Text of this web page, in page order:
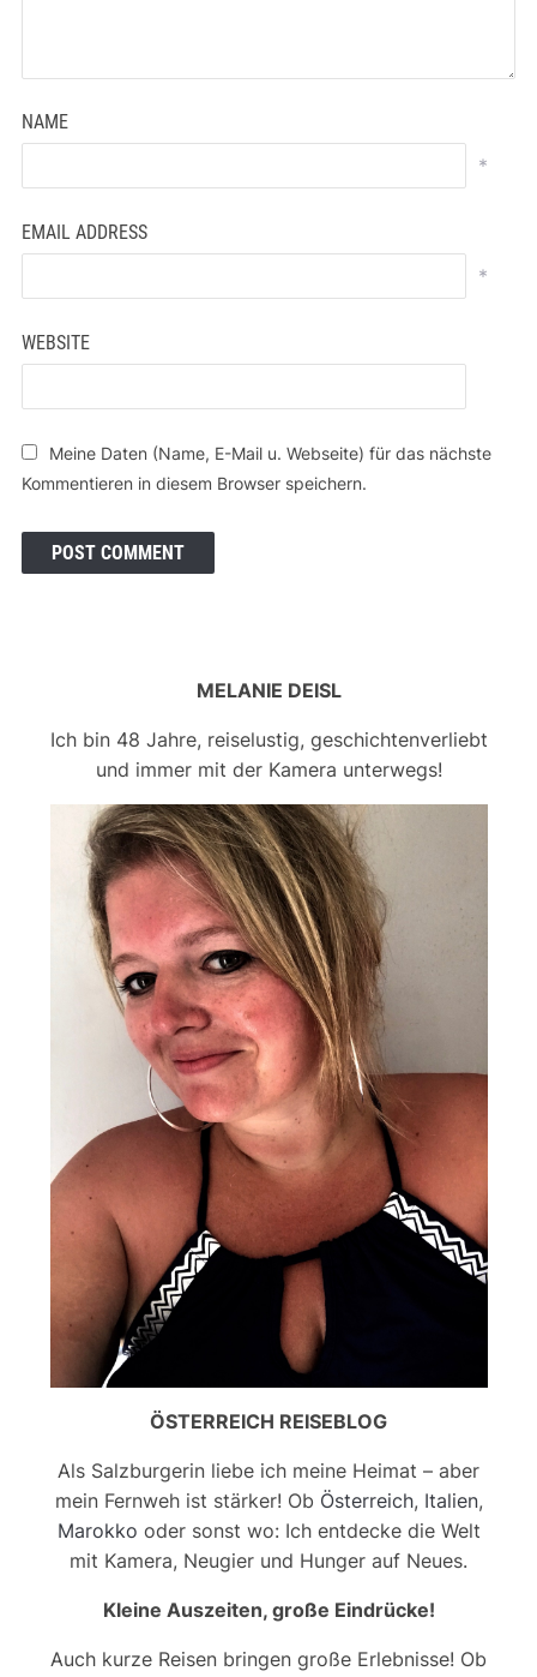
NAME
*
EMAIL ADDRESS
*
WEBSITE
Meine Daten (Name, E-Mail u. Webseite) für das nächste
Kommentieren in diesem Browser speichern.
MELANIE DEISL
Ich bin 48 Jahre, reiselustig, geschichtenverliebt
und immer mit der Kamera unterwegs!
ÖSTERREICH REISEBLOG
Als Salzburgerin liebe ich meine Heimat – aber
mein Fernweh ist stärker! Ob Österreich, Italien,
Marokko oder sonst wo: Ich entdecke die Welt
mit Kamera, Neugier und Hunger auf Neues.
Kleine Auszeiten, große Eindrücke!
Auch kurze Reisen bringen große Erlebnisse! Ob